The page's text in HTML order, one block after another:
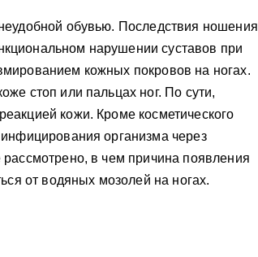
обувью. Последствия ношения
нарушении суставов при
кожных покровов на ногах.
стоп или пальцах ног. По сути,
кожи. Кроме косметического
организма через
в чем причина появления
от водяных мозолей на ногах.